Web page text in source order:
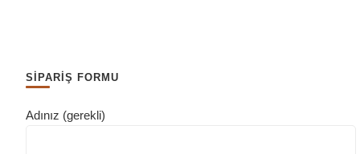
SİPARİŞ FORMU
Adınız (gerekli)